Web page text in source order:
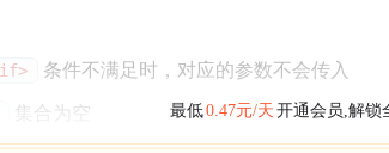
条件不满足时，对应的参数不会传入
集合为空 最低0.47元/天 开通会员,解锁